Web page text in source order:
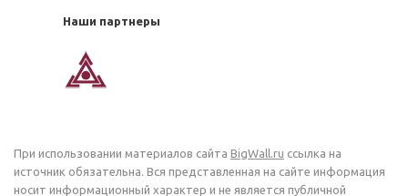
Наши партнеры
При использовании материалов сайта BigWall.ru ссылка на
источник обязательна. Вся представленная на сайте информация
носит информационный характер и не является публичной